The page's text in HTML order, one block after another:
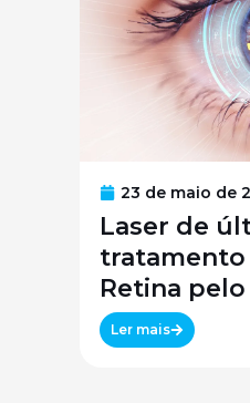
23 de maio de
Laser de
tratamento
Retina
São Paulo /
Ler mais